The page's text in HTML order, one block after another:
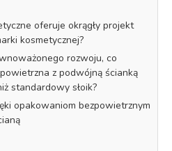
oferuje okrągły projekt
kosmetycznej?
rozwoju, co
z podwójną ścianką
standardowy słoik?
opakowaniom bezpowietrznym